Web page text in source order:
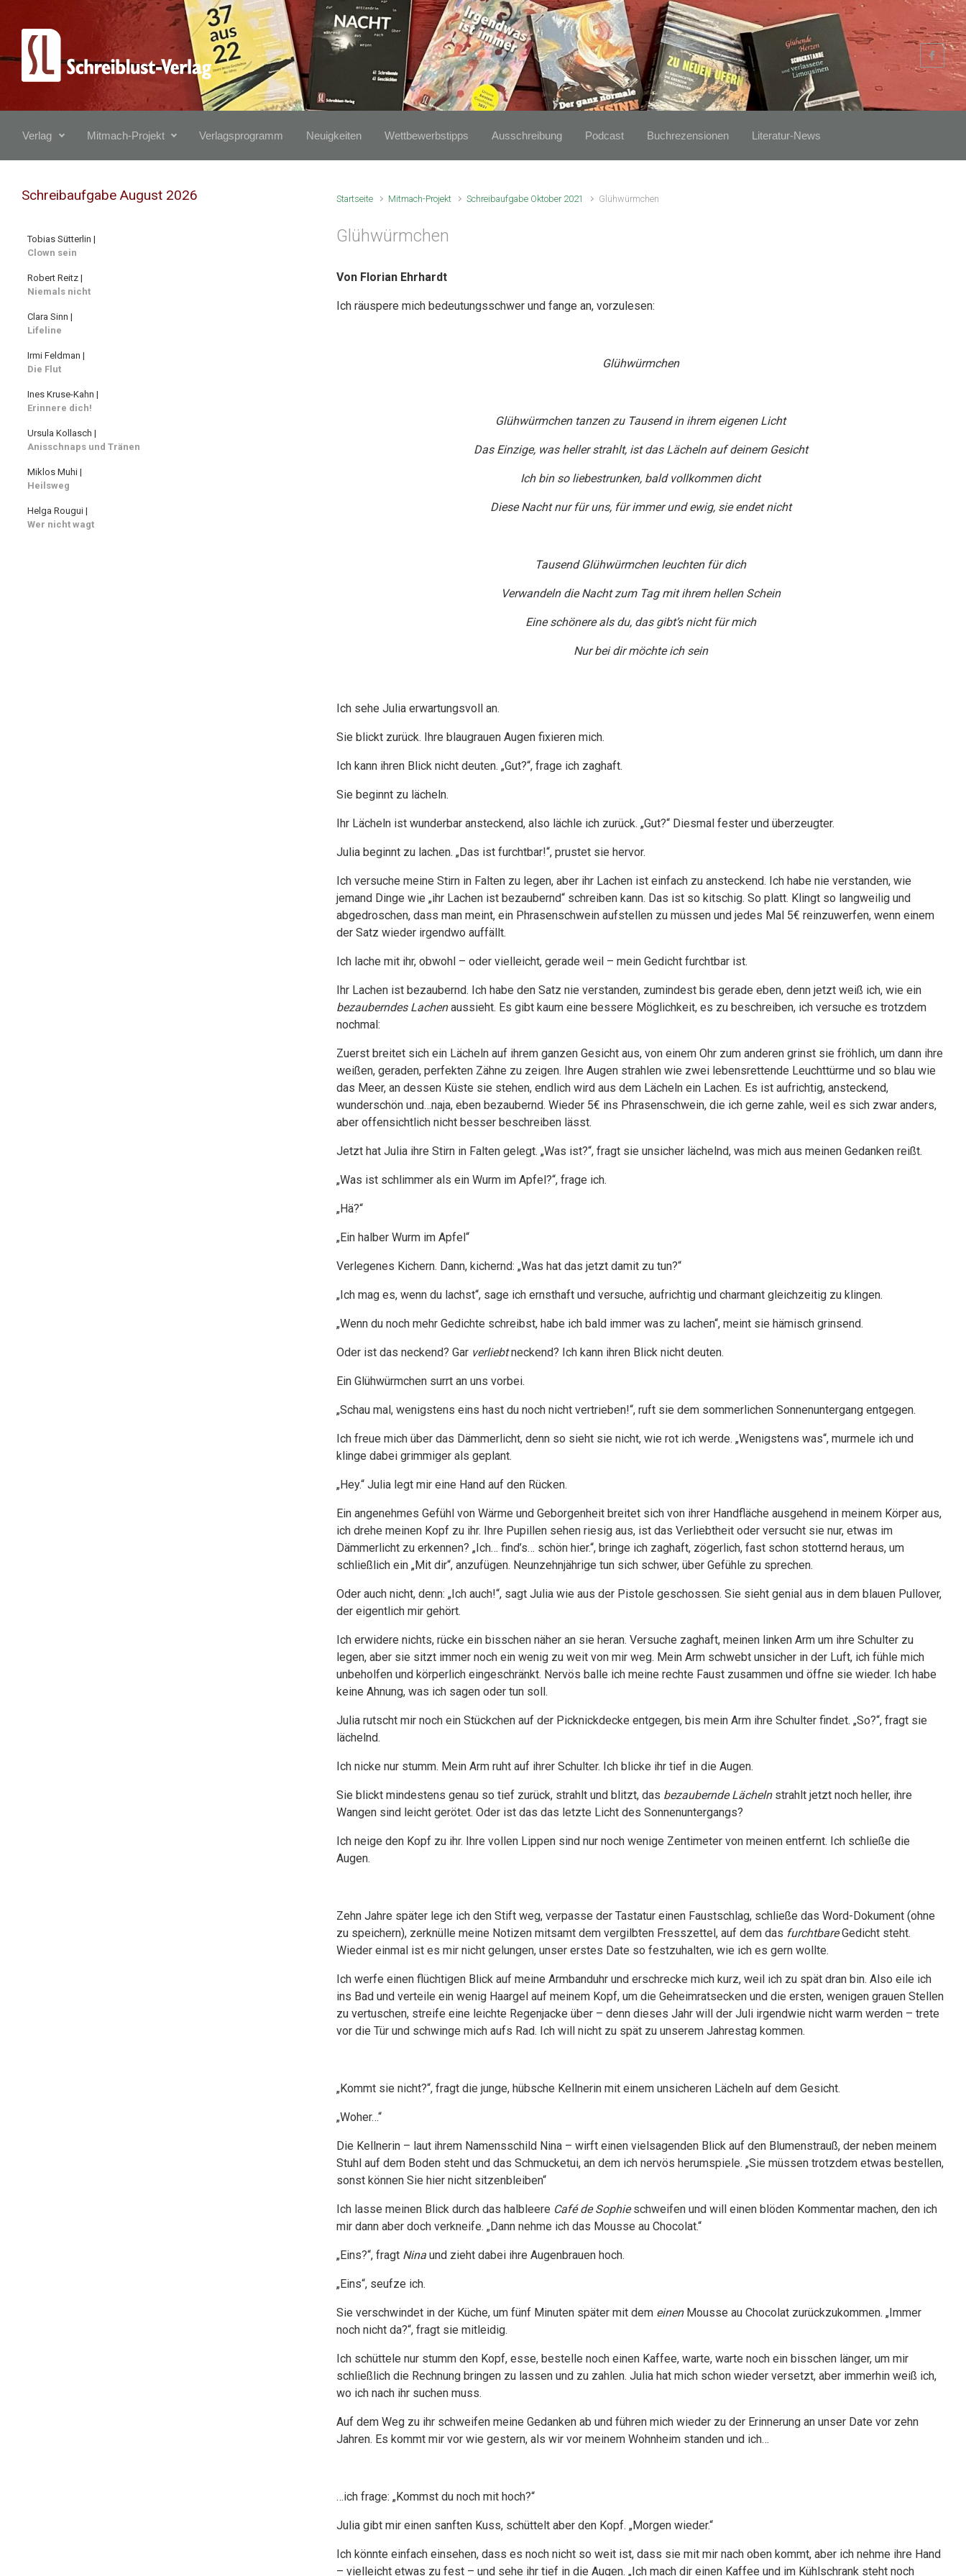
Zum Hauptinhalt springen
Verlag Mitmach-Projekt Verlagsprogramm Neuigkeiten Wettbewerbstipps Ausschreibung Podcast Buchrezensionen Literatur-News
Startseite Mitmach-Projekt Schreibaufgabe Oktober 2021 Glühwürmchen
Glühwürmchen
Von Florian Ehrhardt
Ich räuspere mich bedeutungsschwer und fange an, vorzulesen:
Glühwürmchen
Glühwürmchen tanzen zu Tausend in ihrem eigenen Licht
Das Einzige, was heller strahlt, ist das Lächeln auf deinem Gesicht
Ich bin so liebestrunken, bald vollkommen dicht
Diese Nacht nur für uns, für immer und ewig, sie endet nicht
Tausend Glühwürmchen leuchten für dich
Verwandeln die Nacht zum Tag mit ihrem hellen Schein
Eine schönere als du, das gibt’s nicht für mich
Nur bei dir möchte ich sein
Ich sehe Julia erwartungsvoll an.
Sie blickt zurück. Ihre blaugrauen Augen fixieren mich.
Ich kann ihren Blick nicht deuten. „Gut?“, frage ich zaghaft.
Sie beginnt zu lächeln.
Ihr Lächeln ist wunderbar ansteckend, also lächle ich zurück. „Gut?“ Diesmal fester und überzeugter.
Julia beginnt zu lachen. „Das ist furchtbar!“, prustet sie hervor.
Ich versuche meine Stirn in Falten zu legen, aber ihr Lachen ist einfach zu ansteckend. Ich habe nie verstanden, wie
jemand Dinge wie „ihr Lachen ist bezaubernd“ schreiben kann. Das ist so kitschig. So platt. Klingt so langweilig und
abgedroschen, dass man meint, ein Phrasenschwein aufstellen zu müssen und jedes Mal 5€ reinzuwerfen, wenn einem
der Satz wieder irgendwo auffällt.
Ich lache mit ihr, obwohl – oder vielleicht, gerade weil – mein Gedicht furchtbar ist.
Ihr Lachen ist bezaubernd. Ich habe den Satz nie verstanden, zumindest bis gerade eben, denn jetzt weiß ich, wie ein
bezauberndes Lachenaussieht. Es gibt kaum eine bessere Möglichkeit, es zu beschreiben, ich versuche es trotzdem
nochmal:
Zuerst breitet sich ein Lächeln auf ihrem ganzen Gesicht aus, von einem Ohr zum anderen grinst sie fröhlich, um dann ihre
weißen, geraden, perfekten Zähne zu zeigen. Ihre Augen strahlen wie zwei lebensrettende Leuchttürme und so blau wie
das Meer, an dessen Küste sie stehen, endlich wird aus dem Lächeln ein Lachen. Es ist aufrichtig, ansteckend,
wunderschön und…naja, eben bezaubernd. Wieder 5€ ins Phrasenschwein, die ich gerne zahle, weil es sich zwar anders,
aber offensichtlich nicht besser beschreiben lässt.
Jetzt hat Julia ihre Stirn in Falten gelegt. „Was ist?“, fragt sie unsicher lächelnd, was mich aus meinen Gedanken reißt.
„Was ist schlimmer als ein Wurm im Apfel?“, frage ich.
„Hä?“
„Ein halber Wurm im Apfel“
Verlegenes Kichern. Dann, kichernd: „Was hat das jetzt damit zu tun?“
„Ich mag es, wenn du lachst“, sage ich ernsthaft und versuche, aufrichtig und charmant gleichzeitig zu klingen.
„Wenn du noch mehr Gedichte schreibst, habe ich bald immer was zu lachen“, meint sie hämisch grinsend.
Oder ist das neckend? Gar verliebtneckend? Ich kann ihren Blick nicht deuten.
Ein Glühwürmchen surrt an uns vorbei.
„Schau mal, wenigstens eins hast du noch nicht vertrieben!“, ruft sie dem sommerlichen Sonnenuntergang entgegen.
Ich freue mich über das Dämmerlicht, denn so sieht sie nicht, wie rot ich werde. „Wenigstens was“, murmele ich und
klinge dabei grimmiger als geplant.
„Hey.“ Julia legt mir eine Hand auf den Rücken.
Ein angenehmes Gefühl von Wärme und Geborgenheit breitet sich von ihrer Handfläche ausgehend in meinem Körper aus,
ich drehe meinen Kopf zu ihr. Ihre Pupillen sehen riesig aus, ist das Verliebtheit oder versucht sie nur, etwas im
Dämmerlicht zu erkennen? „Ich… find’s… schön hier.“, bringe ich zaghaft, zögerlich, fast schon stotternd heraus, um
schließlich ein „Mit dir“, anzufügen. Neunzehnjährige tun sich schwer, über Gefühle zu sprechen.
Oder auch nicht, denn: „Ich auch!“, sagt Julia wie aus der Pistole geschossen. Sie sieht genial aus in dem blauen Pullover,
der eigentlich mir gehört.
Ich erwidere nichts, rücke ein bisschen näher an sie heran. Versuche zaghaft, meinen linken Arm um ihre Schulter zu
legen, aber sie sitzt immer noch ein wenig zu weit von mir weg. Mein Arm schwebt unsicher in der Luft, ich fühle mich
unbeholfen und körperlich eingeschränkt. Nervös balle ich meine rechte Faust zusammen und öffne sie wieder. Ich habe
keine Ahnung, was ich sagen oder tun soll.
Julia rutscht mir noch ein Stückchen auf der Picknickdecke entgegen, bis mein Arm ihre Schulter findet. „So?“, fragt sie
lächelnd.
Ich nicke nur stumm. Mein Arm ruht auf ihrer Schulter. Ich blicke ihr tief in die Augen.
Sie blickt mindestens genau so tief zurück, strahlt und blitzt, das bezaubernde Lächeln strahlt jetzt noch heller, ihre
Wangen sind leicht gerötet. Oder ist das das letzte Licht des Sonnenuntergangs?
Ich neige den Kopf zu ihr. Ihre vollen Lippen sind nur noch wenige Zentimeter von meinen entfernt. Ich schließe die
Augen.
Zehn Jahre später lege ich den Stift weg, verpasse der Tastatur einen Faustschlag, schließe das Word-Dokument (ohne
zu speichern), zerknülle meine Notizen mitsamt dem vergilbten Fresszettel, auf dem das furchtbareGedicht steht.
Wieder einmal ist es mir nicht gelungen, unser erstes Date so festzuhalten, wie ich es gern wollte.
Ich werfe einen flüchtigen Blick auf meine Armbanduhr und erschrecke mich kurz, weil ich zu spät dran bin. Also eile ich
ins Bad und verteile ein wenig Haargel auf meinem Kopf, um die Geheimratsecken und die ersten, wenigen grauen Stellen
zu vertuschen, streife eine leichte Regenjacke über – denn dieses Jahr will der Juli irgendwie nicht warm werden – trete
vor die Tür und schwinge mich aufs Rad. Ich will nicht zu spät zu unserem Jahrestag kommen.
„Kommt sie nicht?“, fragt die junge, hübsche Kellnerin mit einem unsicheren Lächeln auf dem Gesicht.
„Woher…“
Die Kellnerin – laut ihrem Namensschild Nina – wirft einen vielsagenden Blick auf den Blumenstrauß, der neben meinem
Stuhl auf dem Boden steht und das Schmucketui, an dem ich nervös herumspiele. „Sie müssen trotzdem etwas bestellen,
sonst können Sie hier nicht sitzenbleiben“
Ich lasse meinen Blick durch das halbleere Café de Sophieschweifen und will einen blöden Kommentar machen, den ich
mir dann aber doch verkneife. „Dann nehme ich das Mousse au Chocolat.“
„Eins?“, fragt Nina und zieht dabei ihre Augenbrauen hoch.
„Eins“, seufze ich.
Sie verschwindet in der Küche, um fünf Minuten später mit dem einen Mousse au Chocolat zurückzukommen. „Immer
noch nicht da?“, fragt sie mitleidig.
Ich schüttele nur stumm den Kopf, esse, bestelle noch einen Kaffee, warte, warte noch ein bisschen länger, um mir
schließlich die Rechnung bringen zu lassen und zu zahlen. Julia hat mich schon wieder versetzt, aber immerhin weiß ich,
wo ich nach ihr suchen muss.
Auf dem Weg zu ihr schweifen meine Gedanken ab und führen mich wieder zu der Erinnerung an unser Date vor zehn
Jahren. Es kommt mir vor wie gestern, als wir vor meinem Wohnheim standen und ich…
…ich frage: „Kommst du noch mit hoch?“
Julia gibt mir einen sanften Kuss, schüttelt aber den Kopf. „Morgen wieder.“
Ich könnte einfach einsehen, dass es noch nicht so weit ist, dass sie mit mir nach oben kommt, aber ich nehme ihre Hand
– vielleicht etwas zu fest – und sehe ihr tief in die Augen. „Ich mach dir einen Kaffee und im Kühlschrank steht noch
Schreibaufgabe August 2026
Tobias Sütterlin |
Clown sein
Robert Reitz |
Niemals nicht
Clara Sinn |
Lifeline
Irmi Feldman |
Die Flut
Ines Kruse-Kahn |
Erinnere dich!
Ursula Kollasch |
Anisschnaps und Tränen
Miklos Muhi |
Heilsweg
Helga Rougui |
Wer nicht wagt